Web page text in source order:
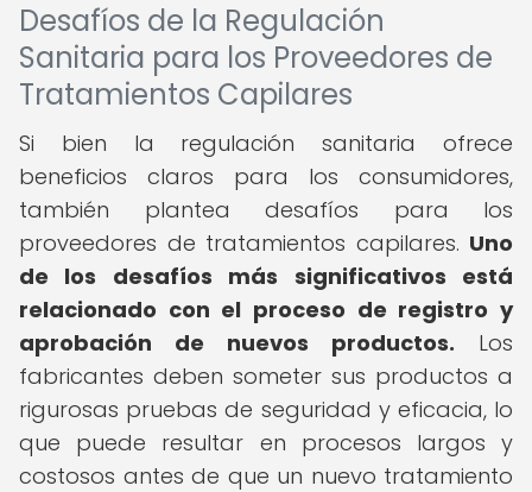
Desafíos de la Regulación
Sanitaria para los Proveedores de
Tratamientos Capilares
Si bien la regulación sanitaria ofrece
beneficios claros para los consumidores,
también plantea desafíos para los
proveedores de tratamientos capilares. Uno
de los desafíos más significativos está
relacionado con el proceso de registro y
aprobación de nuevos productos. Los
fabricantes deben someter sus productos a
rigurosas pruebas de seguridad y eficacia, lo
que puede resultar en procesos largos y
costosos antes de que un nuevo tratamiento